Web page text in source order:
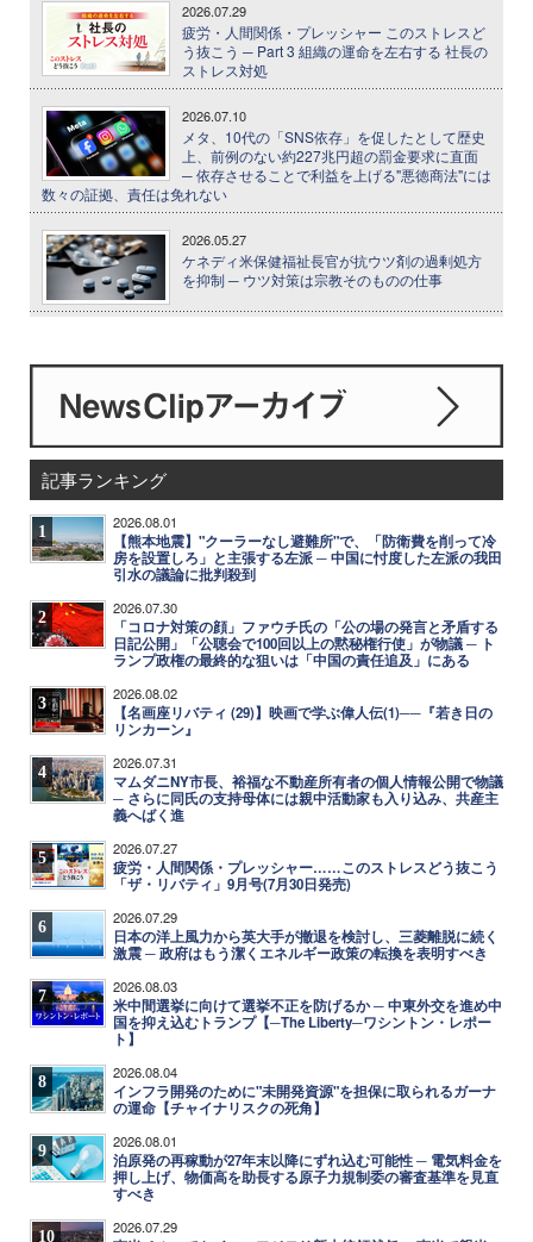
2026.07.29
疲労・人間関係・プレッシャー このストレスど
う抜こう ─ Part 3 組織の運命を左右する 社長の
ストレス対処
2026.07.10
メタ、10代の「SNS依存」を促したとして歴史
上、前例のない約227兆円超の罰金要求に直面
─ 依存させることで利益を上げる"悪徳商法"には
数々の証拠、責任は免れない
2026.05.27
ケネディ米保健福祉長官が抗ウツ剤の過剰処方
を抑制 ─ ウツ対策は宗教そのものの仕事
記事ランキング
1 2026.08.01
【熊本地震】"クーラーなし避難所"で、「防衛費を削って冷
房を設置しろ」と主張する左派 ─ 中国に忖度した左派の我田
引水の議論に批判殺到
2 2026.07.30
「コロナ対策の顔」ファウチ氏の「公の場の発言と矛盾する
日記公開」「公聴会で100回以上の黙秘権行使」が物議 ─ ト
ランプ政権の最終的な狙いは「中国の責任追及」にある
3 2026.08.02
【名画座リバティ (29)】映画で学ぶ偉人伝(1)──『若き日の
リンカーン』
4 2026.07.31
マムダニNY市長、裕福な不動産所有者の個人情報公開で物議
─ さらに同氏の支持母体には親中活動家も入り込み、共産主
義へばく進
5 2026.07.27
疲労・人間関係・プレッシャー……このストレスどう抜こう
「ザ・リバティ」9月号(7月30日発売)
6 2026.07.29
日本の洋上風力から英大手が撤退を検討し、三菱離脱に続く
激震 ─ 政府はもう潔くエネルギー政策の転換を表明すべき
7 2026.08.03
米中間選挙に向けて選挙不正を防げるか ─ 中東外交を進め中
国を抑え込むトランプ【─The Liberty─ワシントン・レポー
ト】
8 2026.08.04
インフラ開発のために"未開発資源"を担保に取られるガーナ
の運命【チャイナリスクの死角】
9 2026.08.01
泊原発の再稼動が27年末以降にずれ込む可能性 ─ 電気料金を
押し上げ、物価高を助長する原子力規制委の審査基準を見直
すべき
10 2026.07.29